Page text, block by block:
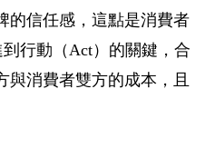
的信任感，這點是消費者
行動（Act）的關鍵，合
與消費者雙方的成本，且